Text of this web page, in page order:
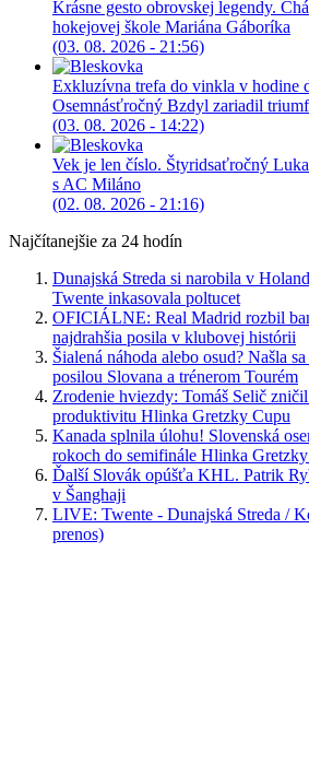
Krásne gesto obrovskej legendy.
hokejovej škole Mariána Gáboríka
(03. 08. 2026 - 21:56)
Exkluzívna trefa do vinkla v hodine
Osemnásťročný Bzdyl zariadil
(03. 08. 2026 - 14:22)
Vek je len číslo. Štyridsaťročný
s AC Miláno
(02. 08. 2026 - 21:16)
Najčítanejšie za 24 hodín
Dunajská Streda si narobila v
Twente inkasovala poltucet
OFICIÁLNE: Real Madrid rozbil
najdrahšia posila v klubovej histórii
Šialená náhoda alebo osud? Našla
posilou Slovana a trénerom Tourém
Zrodenie hviezdy: Tomáš Selič
produktivitu Hlinka Gretzky Cupu
Kanada splnila úlohu! Slovenská
rokoch do semifinále Hlinka
Ďalší Slovák opúšťa KHL. Patrik
v Šanghaji
LIVE: Twente - Dunajská Streda /
prenos)